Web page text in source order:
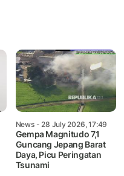
News- 28 July 2026, 17:49
Gempa Magnitudo 7,1
Guncang Jepang Barat
Daya, Picu Peringatan
Tsunami